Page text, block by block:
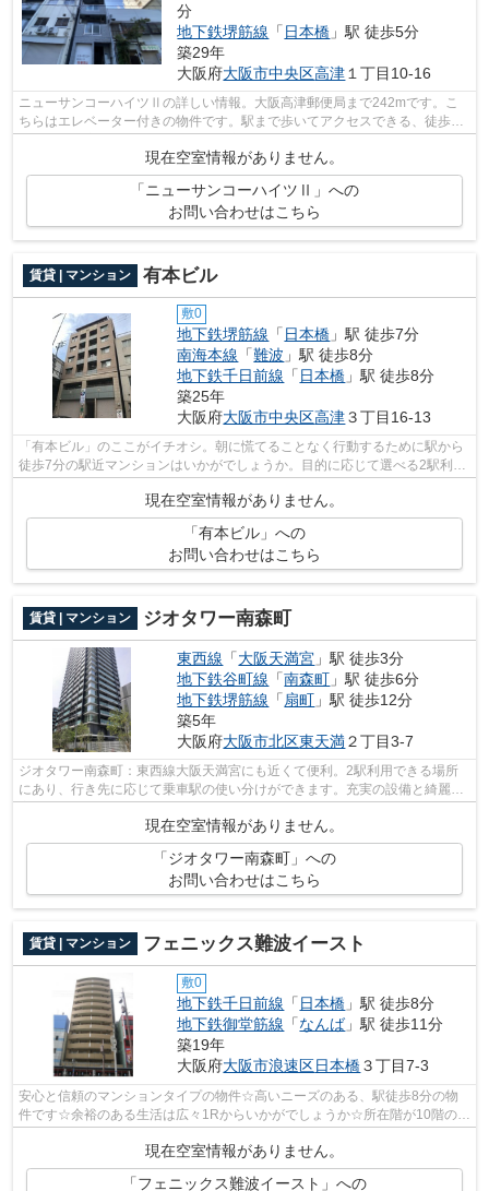
分
地下鉄堺筋線 「 日本橋 」駅 徒歩5分
築29年
大阪府大阪市中央区高津 １丁目10-16
ニューサンコーハイツⅡの詳しい情報。大阪高津郵便局まで242mです。こ
ちらはエレベーター付きの物件です。駅まで歩いてアクセスできる、徒歩5
現在空室情報がありません。
「ニューサンコーハイツⅡ」への
お問い合わせはこちら
賃貸 | マンション 有本ビル
敷0
地下鉄堺筋線 「日本橋 」駅 徒歩7分
南海本線 「難波 」駅 徒歩8分
地下鉄千日前線 「日本橋 」駅 徒歩8分
築25年
大阪府大阪市中央区高津３丁目16-13
「有本ビル」のここがイチオシ。朝に慌てることなく行動するために駅から
徒歩7分の駅近マンションはいかがでしょうか。目的に応じて選べる2駅利用
可能なマンションです。こちらはエレ...
現在空室情報がありません。
「有本ビル」への
お問い合わせはこちら
賃貸 | マンション ジオタワー南森町
東西線 「大阪天満宮 」駅 徒歩3分
地下鉄谷町線 「南森町 」駅 徒歩6分
地下鉄堺筋線 「 扇町 」駅 徒歩12分
築5年
大阪府大阪市北区東天満２丁目3-7
ジオタワー南森町：東西線大阪天満宮にも近くて便利。2駅利用できる場所
にあり、行き先に応じて乗車駅の使い分けができます。充実の設備と綺麗な
現在空室情報がありません。
「ジオタワー南森町」への
お問い合わせはこちら
賃貸 | マンション フェニックス難波イースト
敷0
地下鉄千日前線 「 日本橋 」駅 徒歩8分
地下鉄御堂筋線 「なんば」駅 徒歩11分
築19年
大阪府大阪市浪速区日本橋３丁目7-3
安心と信頼のマンションタイプの物件☆高いニーズのある、駅徒歩8分の物
件です☆余裕のある生活は広々1Rからいかがでしょうか☆所在階が10階の物
現在空室情報がありません。
「フェニックス難波イースト」への